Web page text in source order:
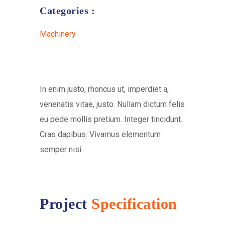
Categories :
Machinery
In enim justo, rhoncus ut, imperdiet a,
venenatis vitae, justo. Nullam dictum felis
eu pede mollis pretium. Integer tincidunt.
Cras dapibus. Vivamus elementum
semper nisi.
Project Specification